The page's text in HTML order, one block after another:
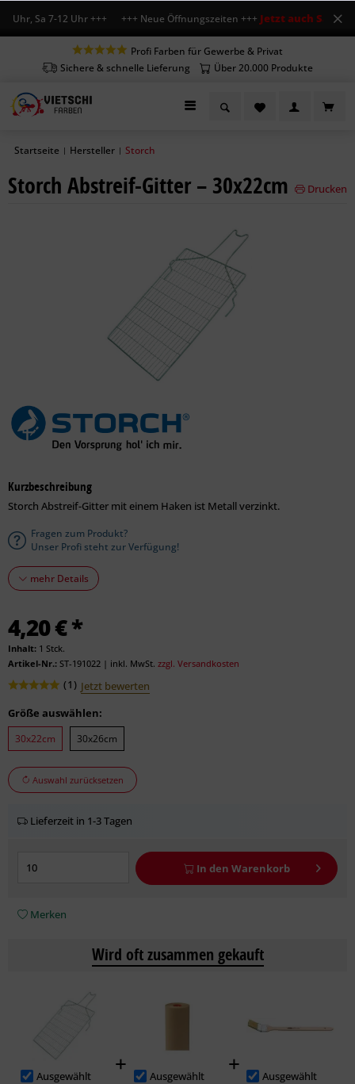
Uhr, Sa 7-12 Uhr +++ +++ Neue Öffnungszeiten +++Jetzt auch Sa
Profi Farben für Gewerbe & Privat
Sichere & schnelle Lieferung
Über 20.000 Produkte
Startseite | Hersteller | Storch
Storch Abstreif-Gitter – 30x22cm Drucken
Kurzbeschreibung
Storch Abstreif-Gitter mit einem Haken ist Metall verzinkt.
Fragen zum Produkt?
Unser Profi steht zur Verfügung!
mehr Details
4,20 € *
Inhalt: 1 Stck.
Artikel-Nr.: ST-191022 | inkl. MwSt. zzgl. Versandkosten
(1) Jetzt bewerten
Größe auswählen:
30x22cm 30x26cm
Auswahl zurücksetzen
Lieferzeit in 1-3 Tagen
In den Warenkorb
Merken
Wird oft zusammen gekauft
Ausgewählt
Ausgewählt
Ausgewählt